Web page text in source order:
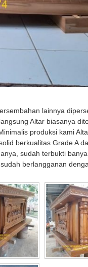
lainnya
Altar biasanya
produksi kami
berkualitas Grade A
sudah terbukti
berlangganan